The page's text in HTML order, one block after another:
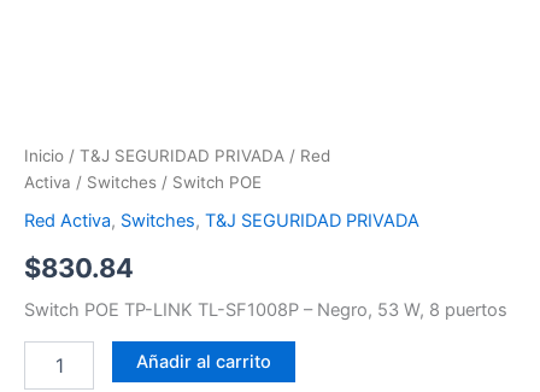
Inicio / T&J SEGURIDAD PRIVADA / Red
Activa / Switches / Switch POE
Red Activa, Switches, T&J SEGURIDAD PRIVADA
$830.84
Switch POE TP-LINK TL-SF1008P – Negro, 53 W, 8 puertos
Añadir al carrito